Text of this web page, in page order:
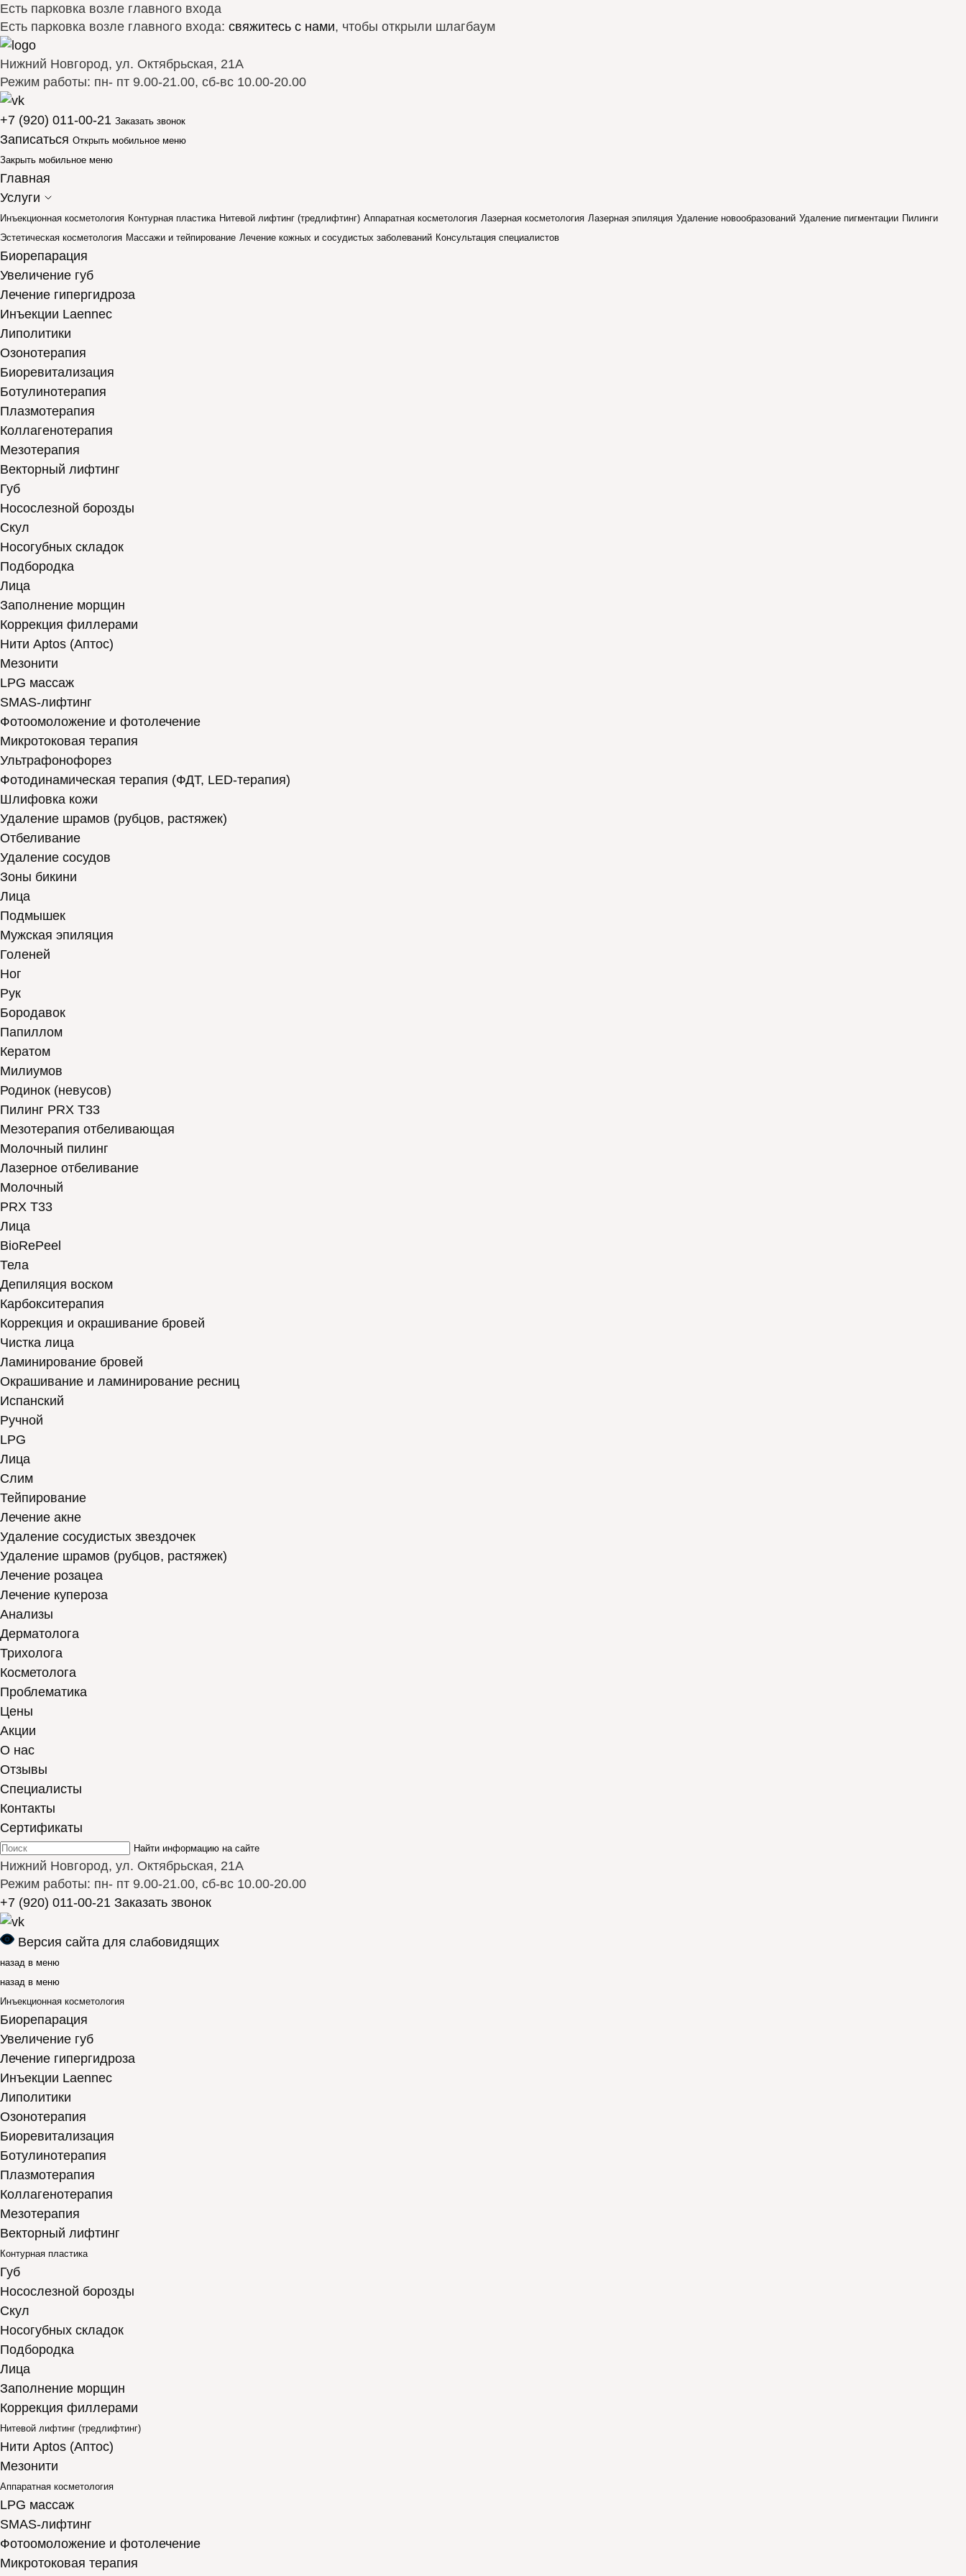
Есть парковка возле главного входа
Есть парковка возле главного входа: свяжитесь с нами, чтобы открыли шлагбаум
Нижний Новгород, ул. Октябрьская, 21А
Режим работы: пн- пт 9.00-21.00, сб-вс 10.00-20.00
+7 (920) 011-00-21 Заказать звонок
Записаться Открыть мобильное меню
Закрыть мобильное меню
Главная
Услуги
Инъекционная косметология Контурная пластика Нитевой лифтинг (тредлифтинг) Аппаратная косметология Лазерная косметология Лазерная эпиляция Удаление новообразований Удаление пигментации Пилинги
Эстетическая косметология Массажи и тейпирование Лечение кожных и сосудистых заболеваний Консультация специалистов
Биорепарация
Увеличение губ
Лечение гипергидроза
Инъекции Laennec
Липолитики
Озонотерапия
Биоревитализация
Ботулинотерапия
Плазмотерапия
Коллагенотерапия
Мезотерапия
Векторный лифтинг
Губ
Носослезной борозды
Скул
Носогубных складок
Подбородка
Лица
Заполнение морщин
Коррекция филлерами
Нити Aptos (Аптос)
Мезонити
LPG массаж
SMAS-лифтинг
Фотоомоложение и фотолечение
Микротоковая терапия
Ультрафонофорез
Фотодинамическая терапия (ФДТ, LED-терапия)
Шлифовка кожи
Удаление шрамов (рубцов, растяжек)
Отбеливание
Удаление сосудов
Зоны бикини
Лица
Подмышек
Мужская эпиляция
Голеней
Ног
Рук
Бородавок
Папиллом
Кератом
Милиумов
Родинок (невусов)
Пилинг PRX T33
Мезотерапия отбеливающая
Молочный пилинг
Лазерное отбеливание
Молочный
PRX T33
Лица
BioRePeel
Тела
Депиляция воском
Карбокситерапия
Коррекция и окрашивание бровей
Чистка лица
Ламинирование бровей
Окрашивание и ламинирование ресниц
Испанский
Ручной
LPG
Лица
Слим
Тейпирование
Лечение акне
Удаление сосудистых звездочек
Удаление шрамов (рубцов, растяжек)
Лечение розацеа
Лечение купероза
Анализы
Дерматолога
Трихолога
Косметолога
Проблематика
Цены
Акции
О нас
Отзывы
Cпециалисты
Контакты
Сертификаты
Найти информацию на сайте
Нижний Новгород, ул. Октябрьская, 21А
Режим работы: пн- пт 9.00-21.00, сб-вс 10.00-20.00
+7 (920) 011-00-21 Заказать звонок
Версия сайта для слабовидящих
назад в меню
назад в меню
Инъекционная косметология
Биорепарация
Увеличение губ
Лечение гипергидроза
Инъекции Laennec
Липолитики
Озонотерапия
Биоревитализация
Ботулинотерапия
Плазмотерапия
Коллагенотерапия
Мезотерапия
Векторный лифтинг
Контурная пластика
Губ
Носослезной борозды
Скул
Носогубных складок
Подбородка
Лица
Заполнение морщин
Коррекция филлерами
Нитевой лифтинг (тредлифтинг)
Нити Aptos (Аптос)
Мезонити
Аппаратная косметология
LPG массаж
SMAS-лифтинг
Фотоомоложение и фотолечение
Микротоковая терапия